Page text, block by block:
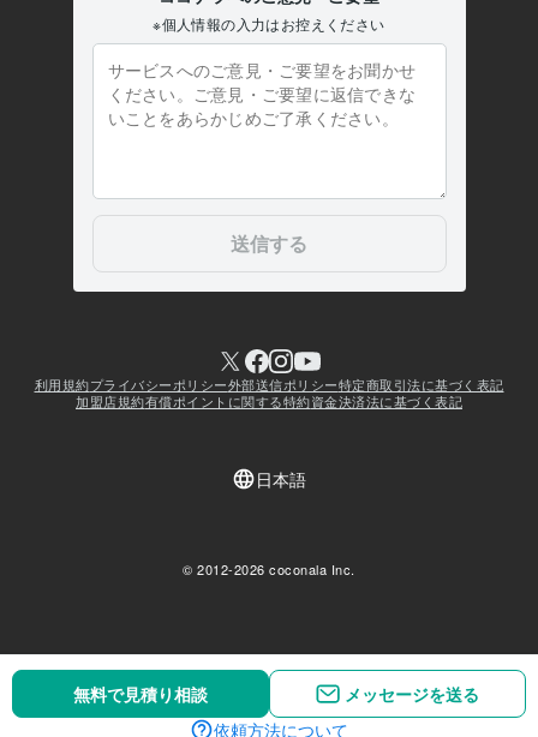
無料で見積り相談
メッセージを送る
無料で見積り相談
メッセージを送る
依頼方法について